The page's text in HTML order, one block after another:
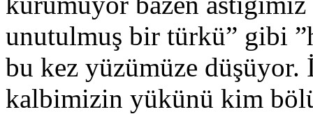
unutulmuş bir türkü” gibi
bu kez yüzümüze düşüyor.
kalbimizin yükünü kim